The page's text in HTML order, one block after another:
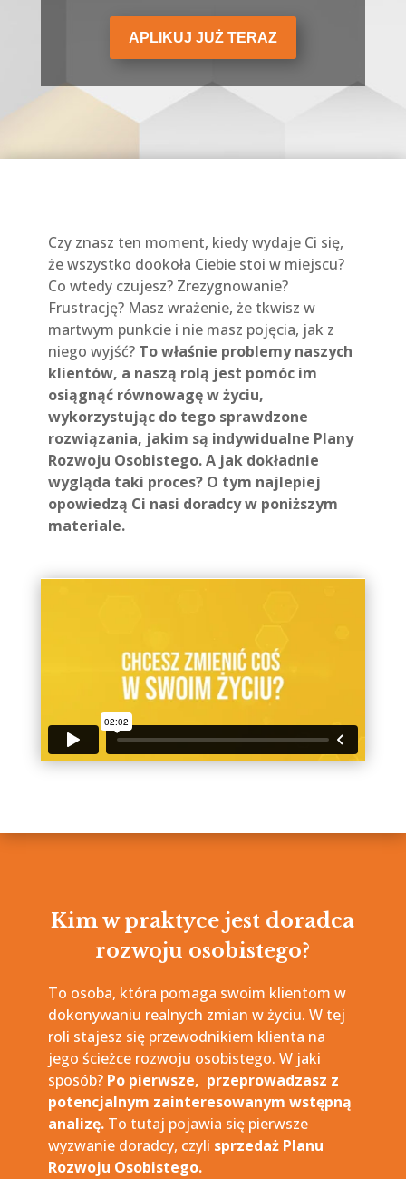
APLIKUJ JUŻ TERAZ
Czy znasz ten moment, kiedy wydaje Ci się,
że wszystko dookoła Ciebie stoi w miejscu?
Co wtedy czujesz? Zrezygnowanie?
Frustrację? Masz wrażenie, że tkwisz w
martwym punkcie i nie masz pojęcia, jak z
niego wyjść? To właśnie problemy naszych
klientów, a naszą rolą jest pomóc im
osiągnąć równowagę w życiu,
wykorzystując do tego sprawdzone
rozwiązania, jakim są indywidualne Plany
Rozwoju Osobistego. A jak dokładnie
wygląda taki proces? O tym najlepiej
opowiedzą Ci nasi doradcy w poniższym
materiale.
Kim w praktyce jest doradca
rozwoju osobistego?
To osoba, która pomaga swoim klientom w
dokonywaniu realnych zmian w życiu. W tej
roli stajesz się przewodnikiem klienta na
jego ścieżce rozwoju osobistego. W jaki
sposób? Po pierwsze, przeprowadzasz z
potencjalnym zainteresowanym wstępną
analizę. To tutaj pojawia się pierwsze
wyzwanie doradcy, czyli sprzedaż Planu
Rozwoju Osobistego.